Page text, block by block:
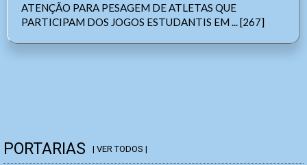
ATENÇÃO PARA PESAGEM DE ATLETAS QUE
PARTICIPAM DOS JOGOS ESTUDANTIS EM ... [267]
PORTARIAS | VER TODOS |